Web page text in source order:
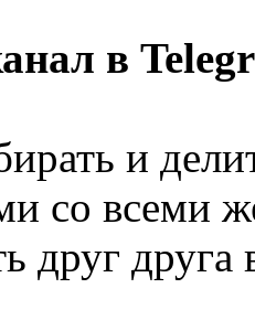
в
и
со всеми
друг